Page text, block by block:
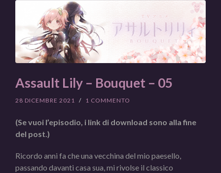
Assault Lily – Bouquet – 05
28 DICEMBRE 2021 / 1 COMMENTO
(Se vuoi l’episodio, i link di download sono alla fine
del post.)
Ricordo anni fa che una vecchina del mio paesello,
passando davanti casa sua, mi rivolse il classico